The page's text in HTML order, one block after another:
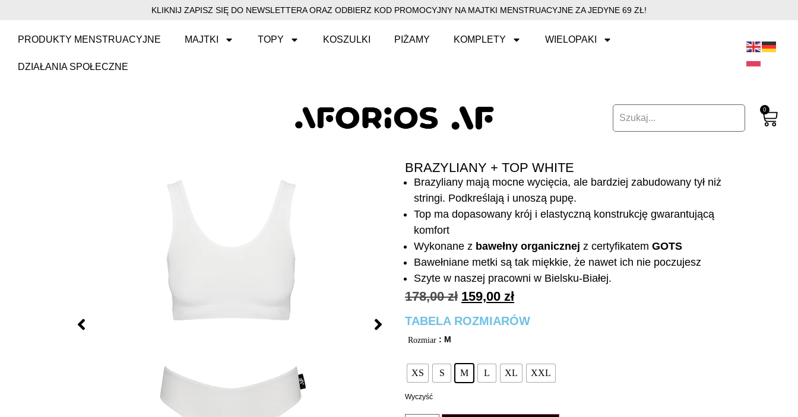
KLIKNIJ ZAPISZ SIĘ DO NEWSLETTERA ORAZ ODBIERZ KOD PROMOCYJNY NA MAJTKI MENSTRUACYJNE ZA JEDYNE 69 ZŁ!
PRODUKTY MENSTRUACYJNE MAJTKI TOPY KOSZULKI PIŻAMY KOMPLETY WIELOPAKI
DZIAŁANIA SPOŁECZNE
0
BRAZYLIANY + TOP WHITE
Brazyliany mają mocne wycięcia, ale bardziej zabudowany tył niż
stringi. Podkreślają i unoszą pupę.
Top ma dopasowany krój i elastyczną konstrukcję gwarantującą
komfort
Wykonane z bawełny organicznej z certyfikatem GOTS
Bawełniane metki są tak miękkie, że nawet ich nie poczujesz
Szyte w naszej pracowni w Bielsku-Białej.
178,00zł 159,00 zł
TABELA ROZMIARÓW
Rozmiar : M
XS S M L XL XXL
Wyczyść